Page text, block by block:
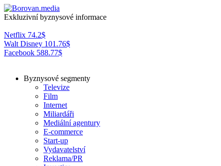
Exkluzivní byznysové informace
Netflix 74.2$
Walt Disney 101.76$
Facebook 588.77$
Byznysové segmenty
Televize
Film
Internet
Miliardáři
Mediální agentury
E-commerce
Start-up
Vydavatelství
Reklama/PR